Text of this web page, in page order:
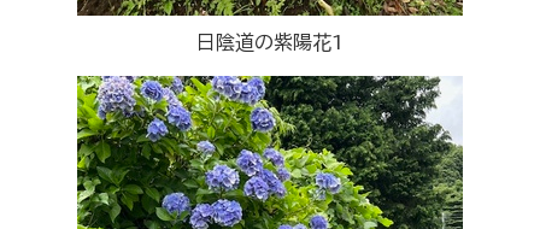
日陰道の紫陽花1